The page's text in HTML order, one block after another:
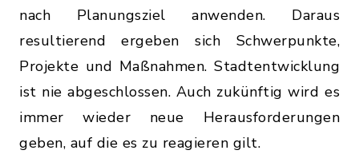
nach Planungsziel anwenden. Daraus
resultierend ergeben sich Schwerpunkte,
Projekte und Maßnahmen. Stadtentwicklung
ist nie abgeschlossen. Auch zukünftig wird es
immer wieder neue Herausforderungen
geben, auf die es zu reagieren gilt.